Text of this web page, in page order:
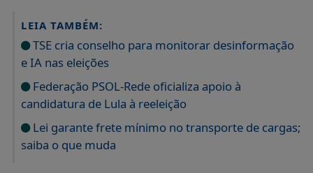
LEIA TAMBÉM:
TSE cria conselho para monitorar desinformação
e IA nas eleições
Federação PSOL-Rede oficializa apoio à
candidatura de Lula à reeleição
Lei garante frete mínimo no transporte de cargas;
saiba o que muda